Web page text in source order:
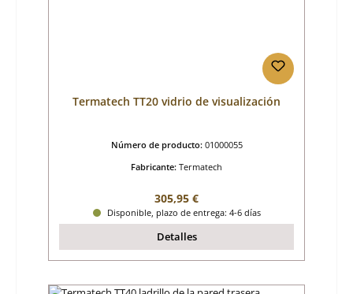
Termatech TT20 vidrio de visualización
Número de producto: 01000055
Fabricante: Termatech
Precio normal:
305,95 €
Disponible, plazo de entrega: 4-6 días
Detalles